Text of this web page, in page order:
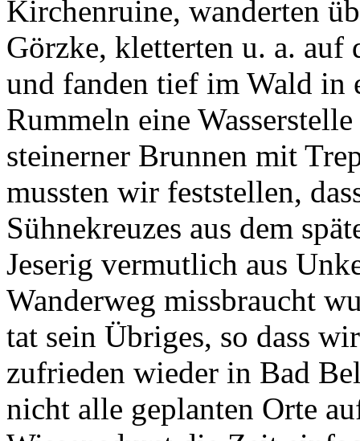
Kirchenruine, wanderten
Görzke, kletterten u. a.
und fanden tief im Wald in
Rummeln eine
steinerner Brunnen mit
mussten wir feststellen,
Sühnekreuzes aus dem
Jeserig vermutlich aus
Wanderweg missbraucht
tat sein Übriges, so dass
zufrieden wieder in Bad
nicht alle geplanten Orte